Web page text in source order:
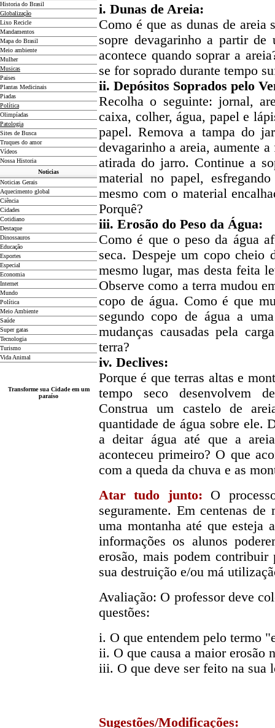
Historia do Brasil
Globalização
Lixo Recicle
Mandamentos
Mapa do Brasil
Meio ambiente
Mulher
Musicas
Paises
Plantas Medicinais
Piadas
Política
Olimpíadas
Patologia
Sites de Busca
Truques do amor
Vídeos
Nossa Historia
Noticias
Noticias Gerais
Aquecimento global
Ciência
Cidades
Cotidiano
Destaque
Dinossauros
Educação
Esportes
Especial
Economia
Internet
Mundo
Política
Meio Ambiente
Saúde
Super gatas
Tecnologia
Turismo
Vida Animal
Transforme sua Cidade em um
paraíso
i. Dunas de Areia:
Como é que as dunas de
sopre devagarinho a partir
acontece quando soprar a
se for soprado durante tempo
ii. Depósitos Soprados pelo
Recolha o seguinte: jornal,
caixa, colher, água, papel e
papel. Remova a tampa do
devagarinho a areia, aumente
atirada do jarro. Continue a
material no papel,
mesmo com o material
Porquê?
iii. Erosão do Peso da Água:
Como é que o peso da água
seca. Despeje um copo cheio
mesmo lugar, mas desta feita
Observe como a terra mudou
copo de água. Como é que
segundo copo de água a
mudanças causadas pela
terra?
iv. Declives:
Porque é que terras altas e
tempo seco desenvolvem
Construa um castelo de
quantidade de água sobre ele.
a deitar água até que a
aconteceu primeiro? O que
com a queda da chuva e as
Atar tudo junto: O
seguramente. Em centenas
uma montanha até que esteja
informações os alunos
erosão, mais podem
sua destruição e/ou má
Avaliação: O professor deve
questões:
i. O que entendem pelo termo
ii. O que causa a maior erosão
iii. O que deve ser feito na sua
Sugestões/Modificações: